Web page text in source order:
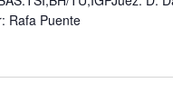
Rafa Puente